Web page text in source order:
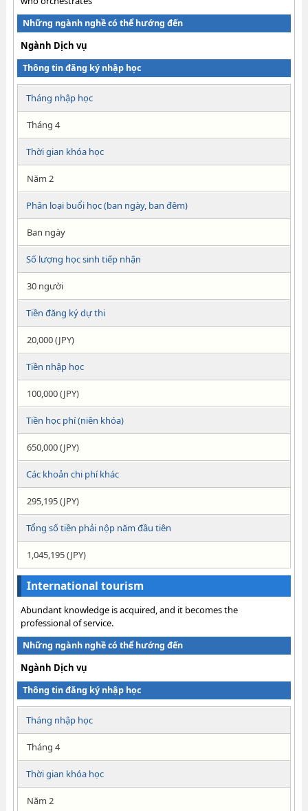
Những ngành nghề có thể hướng đến
Ngành Dịch vụ
Thông tin đăng ký nhập học
Tháng nhập học
Tháng 4
Thời gian khóa học
Năm 2
Phân loại buổi học (ban ngày, ban đêm)
Ban ngày
Số lượng học sinh tiếp nhận
30 người
Tiền đăng ký dự thi
20,000 (JPY)
Tiền nhập học
100,000 (JPY)
Tiền học phí (niên khóa)
650,000 (JPY)
Các khoản chi phí khác
295,195 (JPY)
Tổng số tiền phải nộp năm đầu tiên
1,045,195 (JPY)
International tourism
Abundant knowledge is acquired, and it becomes the
professional of service.
Những ngành nghề có thể hướng đến
Ngành Dịch vụ
Thông tin đăng ký nhập học
Tháng nhập học
Tháng 4
Thời gian khóa học
Năm 2